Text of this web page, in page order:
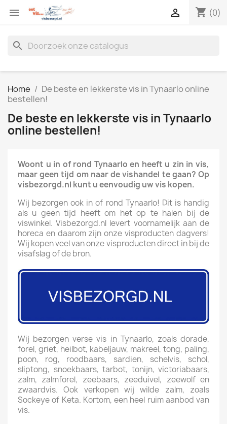
 shopping_cart (0)

search
Home
De beste en lekkerste vis in Tynaarlo online
bestellen!
De beste en lekkerste vis in Tynaarlo
online bestellen!
Woont u in of rond Tynaarlo en heeft u zin in vis,
maar geen tijd om naar de vishandel te gaan? Op
visbezorgd.nl kunt u eenvoudig uw vis kopen.
Wij bezorgen ook in of rond Tynaarlo! Dit is handig
als u geen tijd heeft om het op te halen bij de
viswinkel. Visbezorgd.nl levert voornamelijk aan de
horeca en daarom zijn onze visproducten dagvers!
Wij kopen veel van onze visproducten direct in bij de
visafslag of de bron.
Wij bezorgen verse vis in Tynaarlo, zoals dorade,
forel, griet, heilbot, kabeljauw, makreel, tong, paling,
poon, rog, roodbaars, sardien, schelvis, schol,
sliptong, snoekbaars, tarbot, tonijn, victoriabaars,
zalm, zalmforel, zeebaars, zeeduivel, zeewolf en
zwaardvis. Ook verkopen wij wilde zalm, zoals
Sockeye of Keta. Kortom, een heel ruim aanbod van
vis.